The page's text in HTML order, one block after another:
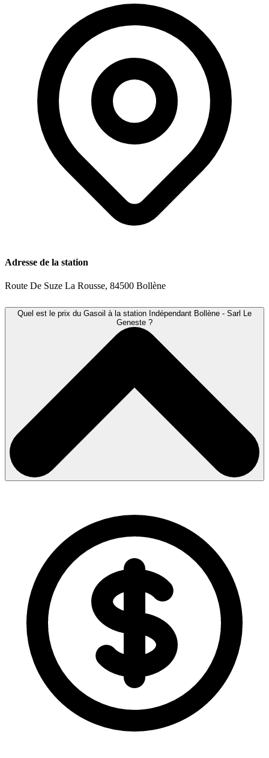
Adresse de la station
Route De Suze La Rousse, 84500 Bollène
Quel est le prix du Gasoil à la station Indépendant Bollène - Sarl Le
Geneste ?